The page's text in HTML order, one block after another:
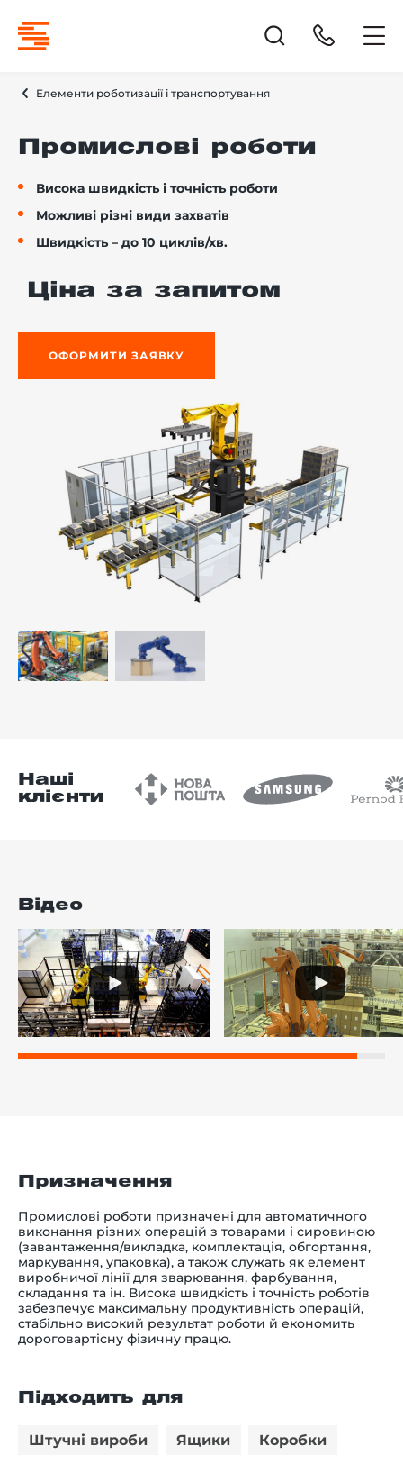
Елементи роботизації і транспортування
Промислові роботи
Висока швидкість і точність роботи
Можливі різні види захватів
Швидкість – до 10 циклів/хв.
Ціна за запитом
ОФОРМИТИ ЗАЯВКУ
Наші
клієнти
Відео
Призначення
Промислові роботи призначені для автоматичного
виконання різних операцій з товарами і сировиною
(завантаження/викладка, комплектація, обгортання,
маркування, упаковка), а також служать як елемент
виробничої лінії для зварювання, фарбування,
складання та ін. Висока швидкість і точність роботів
забезпечує максимальну продуктивність операцій,
стабільно високий результат роботи й економить
дороговартісну фізичну працю.
Підходить для
Штучні вироби Ящики Коробки